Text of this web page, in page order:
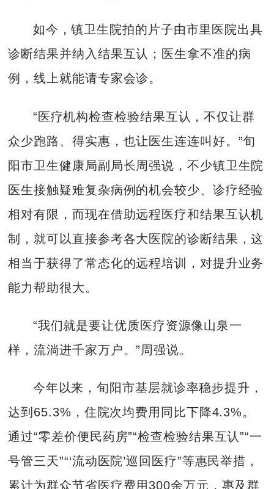
如今，镇卫生院拍的片子由市里医院出具
诊断结果并纳入结果互认；医生拿不准的病
例，线上就能请专家会诊。
“医疗机构检查检验结果互认，不仅让群
众少跑路、得实惠，也让医生连连叫好。”旬
阳市卫生健康局副局长周强说，不少镇卫生院
医生接触疑难复杂病例的机会较少、诊疗经验
相对有限，而现在借助远程医疗和结果互认机
制，就可以直接参考各大医院的诊断结果，这
相当于获得了常态化的远程培训，对提升业务
能力帮助很大。
“我们就是要让优质医疗资源像山泉一
样，流淌进千家万户。”周强说。
今年以来，旬阳市基层就诊率稳步提升，
达到65.3%，住院次均费用同比下降4.3%。
通过“零差价便民药房”“检查检验结果互认”“一
号管三天”“‘流动医院’巡回医疗”等惠民举措，
累计为群众节省医疗费用300余万元，惠及群